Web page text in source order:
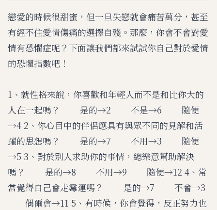
e
戀愛的時候很甜蜜，但一旦失戀就會痛苦萬分，甚至
有經不住愛情傷痛的選擇自殘。那麼，你會不會對愛
情有恐懼症呢？下面讓我們都來試試你自己對於愛情
的恐懼指數吧！
1、就性格來說，你喜歡和年輕人而不是和比你大的
人在一起嗎？ 是的→2 不是→6 隨便
→4 2、你心目中的伴侶應具有與眾不同的見解和活
躍的思想嗎？ 是的→7 不用→3 隨便
→5 3、對於別人求助你的事情，總樂意幫助解決
嗎？ 是的→8 不用→9 隨便→12 4、常
常覺得自己會走霉運嗎？ 是的→7 不會→3
偶爾會→11 5、有時候，你會覺得，反正努力也